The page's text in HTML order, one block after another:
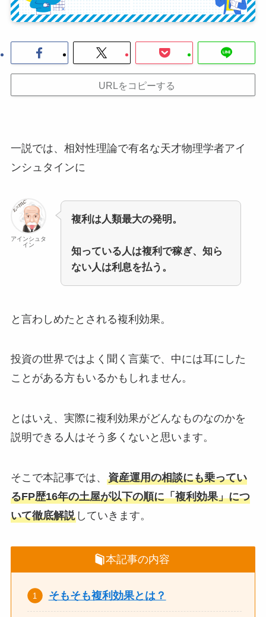
URLをコピーする
一説では、相対性理論で有名な天才物理学者アイ
ンシュタインに
アインシュタ
イン
複利は人類最大の発明。
知っている人は複利で稼ぎ、知ら
ない人は利息を払う。
と言わしめたとされる複利効果。
投資の世界ではよく聞く言葉で、中には耳にした
ことがある方もいるかもしれません。
とはいえ、実際に複利効果がどんなものなのかを
説明できる人はそう多くないと思います。
そこで本記事では、 資産運用の相談にも乗ってい
るFP歴16年の土屋が以下の順に「複利効果」につ
いて徹底解説していきます。
本記事の内容
そもそも複利効果とは？